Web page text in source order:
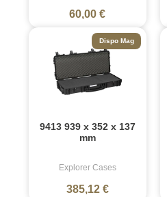
60,00 €
9413 939 x 352 x 137
mm
Explorer Cases
385,12 €
Dispo Mag